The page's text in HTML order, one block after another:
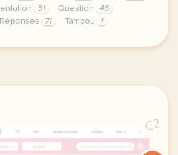
31 Question
46
Réponses 71 Tambou 1
votre vie privee est une priorite
C2